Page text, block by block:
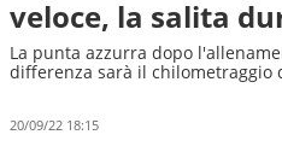
veloce, la salita
La punta azzurra dopo
differenza sarà il chilometraggio
20/09/22 18:15